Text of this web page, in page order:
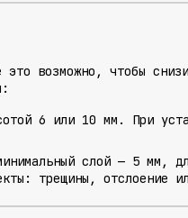
возможно, чтобы
6 или 10 мм. При
слой — 5 мм,
трещины, отслоение